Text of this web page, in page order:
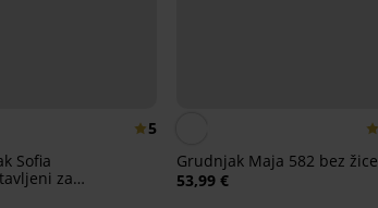
5
Sofia
za
Grudnjak Maja 582 bez žice
53,99 €